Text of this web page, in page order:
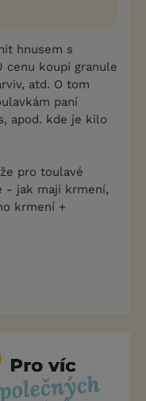
hnusem s
cenu koupí granule
atd. O tom
paní
apod. kde je kilo
pro toulavé
- jak mají krmení,
krmení +